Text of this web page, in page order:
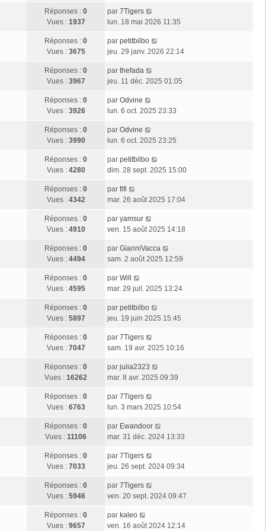
Réponses : 0
Vues : 1937
par 7Tigers
lun. 18 mai 2026 11:35
Réponses : 0
Vues : 3675
par petitbilbo
jeu. 29 janv. 2026 22:14
Réponses : 0
Vues : 3967
par thefada
jeu. 11 déc. 2025 01:05
Réponses : 0
Vues : 3926
par Odvine
lun. 6 oct. 2025 23:33
Réponses : 0
Vues : 3990
par Odvine
lun. 6 oct. 2025 23:25
Réponses : 0
Vues : 4280
par petitbilbo
dim. 28 sept. 2025 15:00
Réponses : 0
Vues : 4342
par fifi
mar. 26 août 2025 17:04
Réponses : 0
Vues : 4910
par yamsur
ven. 15 août 2025 14:18
Réponses : 0
Vues : 4494
par GianniVacca
sam. 2 août 2025 12:59
Réponses : 0
Vues : 4595
par Will
mar. 29 juil. 2025 13:24
Réponses : 0
Vues : 5897
par petitbilbo
jeu. 19 juin 2025 15:45
Réponses : 0
Vues : 7047
par 7Tigers
sam. 19 avr. 2025 10:16
Réponses : 0
Vues : 16262
par julia2323
mar. 8 avr. 2025 09:39
Réponses : 0
Vues : 6763
par 7Tigers
lun. 3 mars 2025 10:54
Réponses : 0
Vues : 11106
par Ewandoor
mar. 31 déc. 2024 13:33
Réponses : 0
Vues : 7033
par 7Tigers
jeu. 26 sept. 2024 09:34
Réponses : 0
Vues : 5946
par 7Tigers
ven. 20 sept. 2024 09:47
Réponses : 0
Vues : 9657
par kaleo
ven. 16 août 2024 12:14